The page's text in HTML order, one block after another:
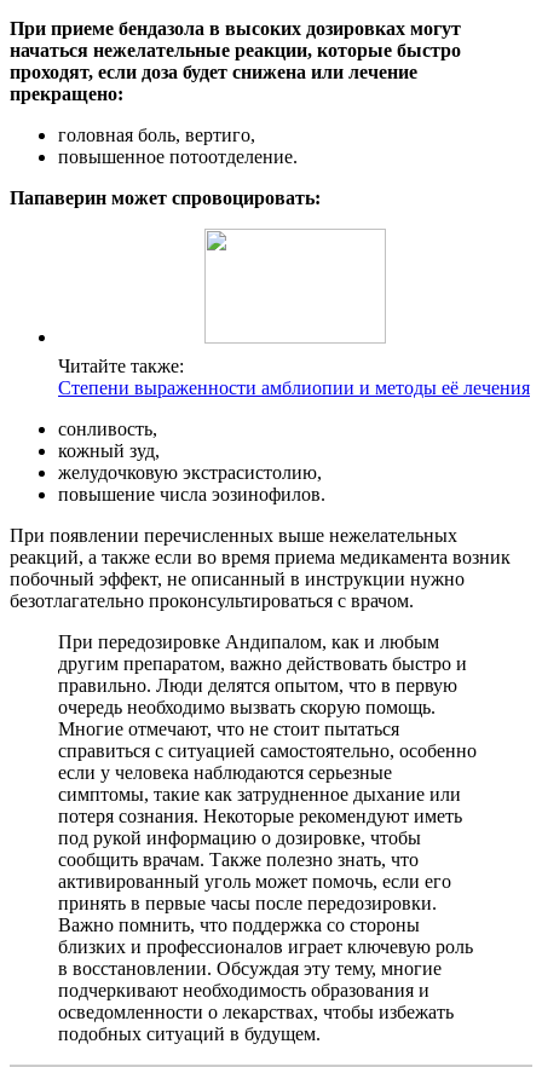
При приеме бендазола в высоких дозировках могут
начаться нежелательные реакции, которые быстро
проходят, если доза будет снижена или лечение
прекращено:
головная боль, вертиго,
повышенное потоотделение.
Папаверин может спровоцировать:
Читайте также:
Степени выраженности амблиопии и методы её лечения
сонливость,
кожный зуд,
желудочковую экстрасистолию,
повышение числа эозинофилов.
При появлении перечисленных выше нежелательных
реакций, а также если во время приема медикамента возник
побочный эффект, не описанный в инструкции нужно
безотлагательно проконсультироваться с врачом.
При передозировке Андипалом, как и любым
другим препаратом, важно действовать быстро и
правильно. Люди делятся опытом, что в первую
очередь необходимо вызвать скорую помощь.
Многие отмечают, что не стоит пытаться
справиться с ситуацией самостоятельно, особенно
если у человека наблюдаются серьезные
симптомы, такие как затрудненное дыхание или
потеря сознания. Некоторые рекомендуют иметь
под рукой информацию о дозировке, чтобы
сообщить врачам. Также полезно знать, что
активированный уголь может помочь, если его
принять в первые часы после передозировки.
Важно помнить, что поддержка со стороны
близких и профессионалов играет ключевую роль
в восстановлении. Обсуждая эту тему, многие
подчеркивают необходимость образования и
осведомленности о лекарствах, чтобы избежать
подобных ситуаций в будущем.